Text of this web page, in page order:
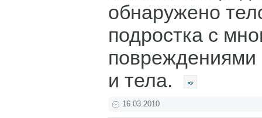
обнаружено
подростка с
повреждениями
и тела.
16.03.2010